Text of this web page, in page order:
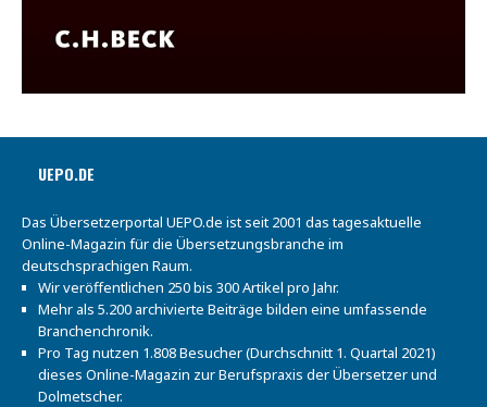
UEPO.DE
Das Übersetzerportal UEPO.de ist seit 2001 das tagesaktuelle
Online-Magazin für die Übersetzungsbranche im
deutschsprachigen Raum.
Wir veröffentlichen 250 bis 300 Artikel pro Jahr.
Mehr als 5.200 archivierte Beiträge bilden eine umfassende
Branchenchronik.
Pro Tag nutzen 1.808 Besucher (Durchschnitt 1. Quartal 2021)
dieses Online-Magazin zur Berufspraxis der Übersetzer und
Dolmetscher.